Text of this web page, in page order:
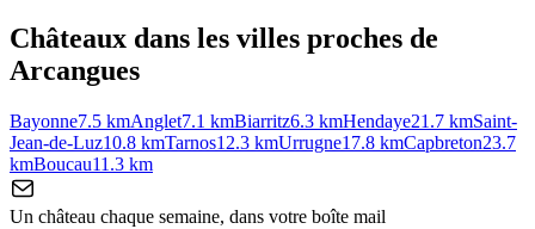
Châteaux dans les villes proches de
Arcangues
Bayonne7.5 kmAnglet7.1 kmBiarritz6.3 kmHendaye21.7 kmSaint-
Jean-de-Luz10.8 kmTarnos12.3 kmUrrugne17.8 kmCapbreton23.7
kmBoucau11.3 km
Un château chaque semaine, dans votre boîte mail